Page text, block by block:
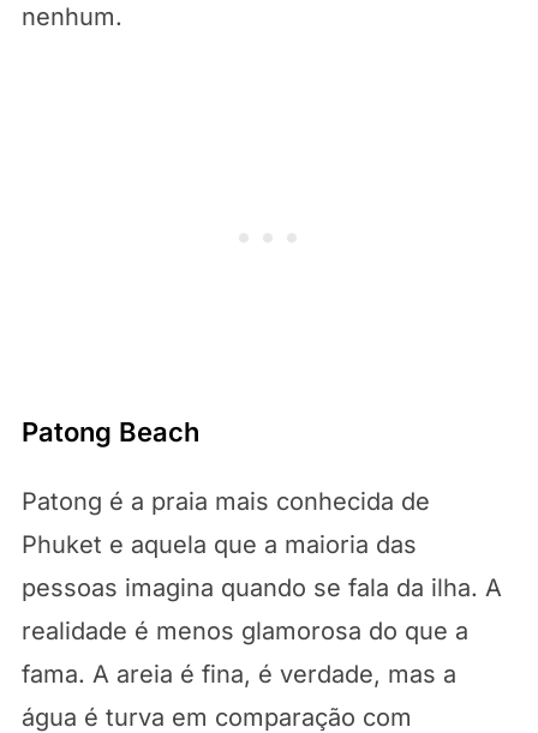
nenhum.
Patong Beach
Patong é a praia mais conhecida de
Phuket e aquela que a maioria das
pessoas imagina quando se fala da ilha. A
realidade é menos glamorosa do que a
fama. A areia é fina, é verdade, mas a
água é turva em comparação com